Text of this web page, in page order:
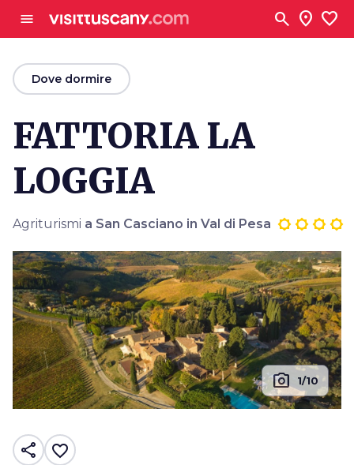
menu search location_on favorite
arrow_backDove dormire
FATTORIA LA
LOGGIA
Agriturismi a San Casciano in Val di Pesa
photo_camera 1/10
share favorite_border